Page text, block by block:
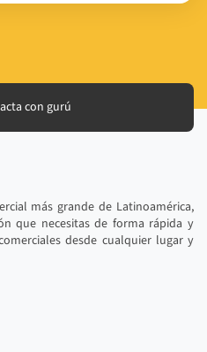
con gurú
más grande de Latinoamérica,
que necesitas de forma rápida y
desde cualquier lugar y